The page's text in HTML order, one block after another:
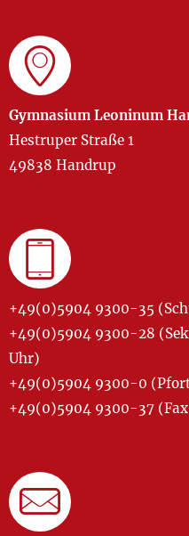
Gymnasium Leoninum
Hestruper Straße 1
49838 Handrup
+49(0)5904 9300-35
+49(0)5904 9300-28
Uhr)
+49(0)5904 9300-0
+49(0)5904 9300-37